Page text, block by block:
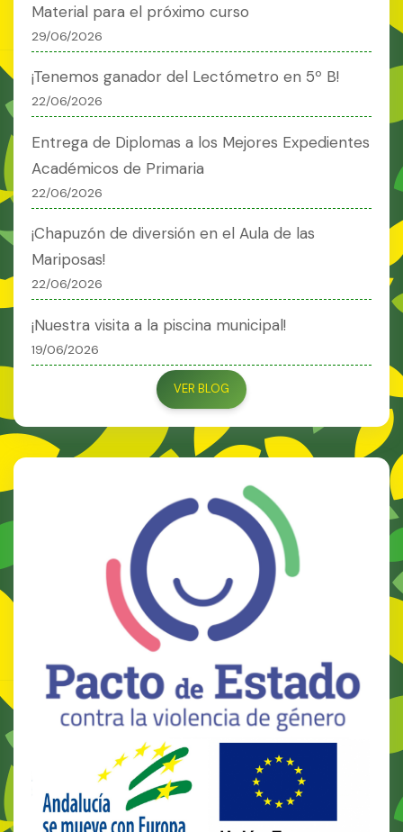
Material para el próximo curso
29/06/2026
¡Tenemos ganador del Lectómetro en 5º B!
22/06/2026
Entrega de Diplomas a los Mejores Expedientes
Académicos de Primaria
22/06/2026
¡Chapuzón de diversión en el Aula de las
Mariposas!
22/06/2026
¡Nuestra visita a la piscina municipal!
19/06/2026
VER BLOG